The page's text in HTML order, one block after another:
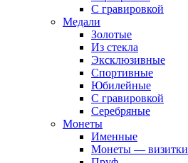
С гравировкой
Медали
Золотые
Из стекла
Эксклюзивные
Спортивные
Юбилейные
С гравировкой
Серебряные
Монеты
Именные
Монеты — визитки